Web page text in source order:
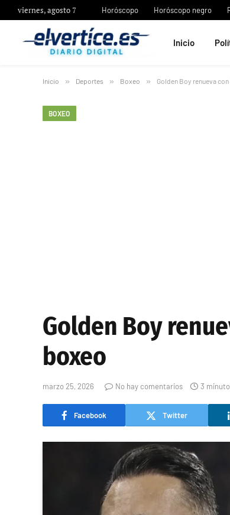
viernes, agosto 7 Horóscopo Horóscopo negro
Inicio
Inicio » Deportes » Boxeo » Golden Boy renueva
BOXEO
Golden Boy
boxeo
marzo 25, 2026 No hay comentarios 3
Facebook Twitter